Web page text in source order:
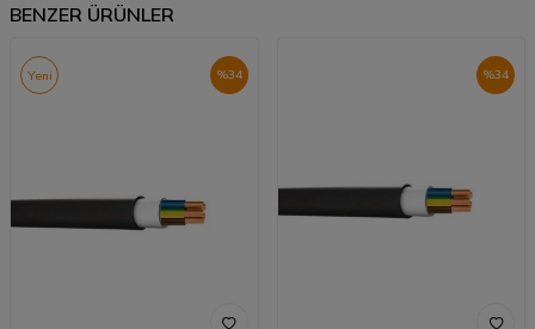
BENZER ÜRÜNLER
%34
Yeni %34